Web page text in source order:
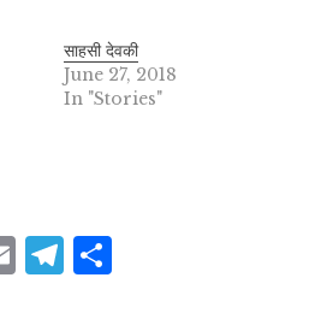
साहसी देवकी
June 27, 2018
In "Stories"
E
T